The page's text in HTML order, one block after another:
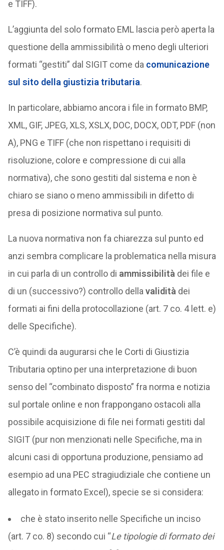
e TIFF).
L’aggiunta del solo formato EML lascia però aperta la
questione della ammissibilità o meno degli ulteriori
formati “gestiti” dal SIGIT come da comunicazione
sul sito della giustizia tributaria.
In particolare, abbiamo ancora i file in formato BMP,
XML, GIF, JPEG, XLS, XSLX, DOC, DOCX, ODT, PDF (non
A), PNG e TIFF (che non rispettano i requisiti di
risoluzione, colore e compressione di cui alla
normativa), che sono gestiti dal sistema e non è
chiaro se siano o meno ammissibili in difetto di
presa di posizione normativa sul punto.
La nuova normativa non fa chiarezza sul punto ed
anzi sembra complicare la problematica nella misura
in cui parla di un controllo di ammissibilità dei file e
di un (successivo?) controllo della validità dei
formati ai fini della protocollazione (art. 7 co. 4 lett. e)
delle Specifiche).
C’è quindi da augurarsi che le Corti di Giustizia
Tributaria optino per una interpretazione di buon
senso del “combinato disposto” fra norma e notizia
sul portale online e non frappongano ostacoli alla
possibile acquisizione di file nei formati gestiti dal
SIGIT (pur non menzionati nelle Specifiche, ma in
alcuni casi di opportuna produzione, pensiamo ad
esempio ad una PEC stragiudiziale che contiene un
allegato in formato Excel), specie se si considera:
che è stato inserito nelle Specifiche un inciso
(art. 7 co. 8) secondo cui “Le tipologie di formato dei